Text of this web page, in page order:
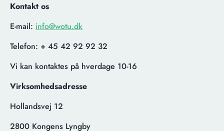
Kontakt os
E-mail: info@wotu.dk
Telefon: + 45 42 92 92 32
Vi kan kontaktes på hverdage 10-16
Virksomhedsadresse
Hollandsvej 12
2800 Kongens Lyngby